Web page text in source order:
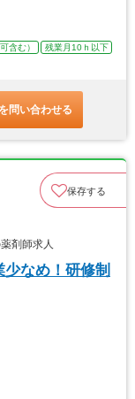
含む）
残業月10ｈ以下
問い合わせる
保存する
剤師求人
少なめ！研修制